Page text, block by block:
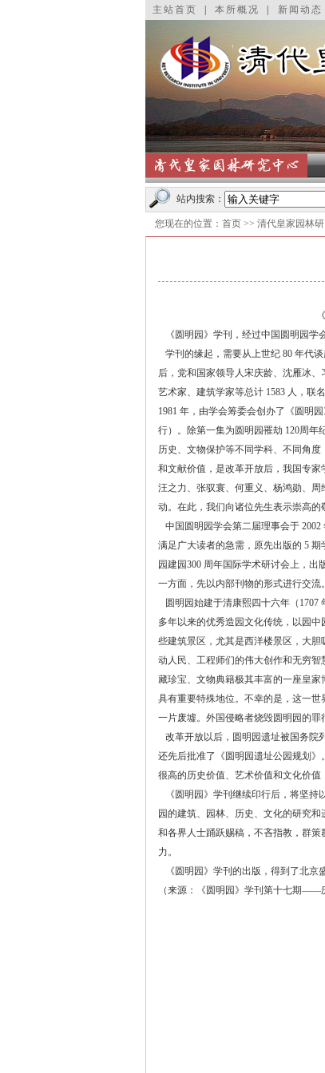
主站首页 本所概况 新闻动态
站内搜索：
您现在的位置： 首页 >> 清代皇家园林
《圆明园》学刊，经过中国圆明园学
学刊的缘起，需要从上世纪 80 年代
后，党和国家领导人宋庆龄、沈雁冰
艺术家、建筑学家等总计 1583 人，联
1981 年，由学会筹委会创办了《圆明
行）。除第一集为圆明园罹劫 120周年
历史、文物保护等不同学科、不同角
和文献价值，是改革开放后，我国专家
汪之力、张驭寰、何重义、杨鸿勋、
动。在此，我们向诸位先生表示崇高的
中国圆明园学会第二届理事会于
满足广大读者的急需，原先出版的 5
园建园300 周年国际学术研讨会上，出
一方面，先以内部刊物的形式进行交流
圆明园始建于清康熙四十六年（1707
多年以来的优秀造园文化传统，以园
些建筑景区，尤其是西洋楼景区，大
动人民、工程师们的伟大创作和无穷
藏珍宝、文物典籍极其丰富的一座皇
具有重要特殊地位。不幸的是，这一
一片废墟。外国侵略者烧毁圆明园的罪
改革开放以后，圆明园遗址被国务院
还先后批准了《圆明园遗址公园规划
很高的历史价值、艺术价值和文化价值
《圆明园》学刊继续印行后，将坚持
园的建筑、园林、历史、文化的研究
和各界人士踊跃赐稿，不吝指教，群
力。
《圆明园》学刊的出版，得到了北京
（来源：《圆明园》学刊第十七期——